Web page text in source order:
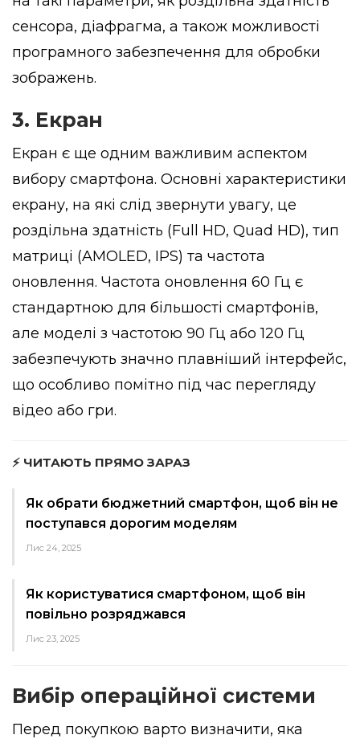
сенсора, діафрагма, а також можливості
програмного забезпечення для обробки
зображень.
3. Екран
Екран є ще одним важливим аспектом
вибору смартфона. Основні характеристики
екрану, на які слід звернути увагу, це
роздільна здатність (Full HD, Quad HD), тип
матриці (AMOLED, IPS) та частота
оновлення. Частота оновлення 60 Гц є
стандартною для більшості смартфонів,
але моделі з частотою 90 Гц або 120 Гц
забезпечують значно плавніший інтерфейс,
що особливо помітно під час перегляду
відео або гри.
⚡ ЧИТАЮТЬ ПРЯМО ЗАРАЗ
Як обрати бюджетний смартфон, щоб він не
поступався дорогим моделям
Лис 24, 2025
Як користуватися смартфоном, щоб він
повільно розряджався
Лис 23, 2025
Вибір операційної системи
Перед покупкою варто визначити, яка